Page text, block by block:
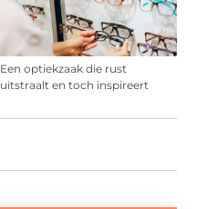
Een optiekzaak die rust
uitstraalt en toch inspireert